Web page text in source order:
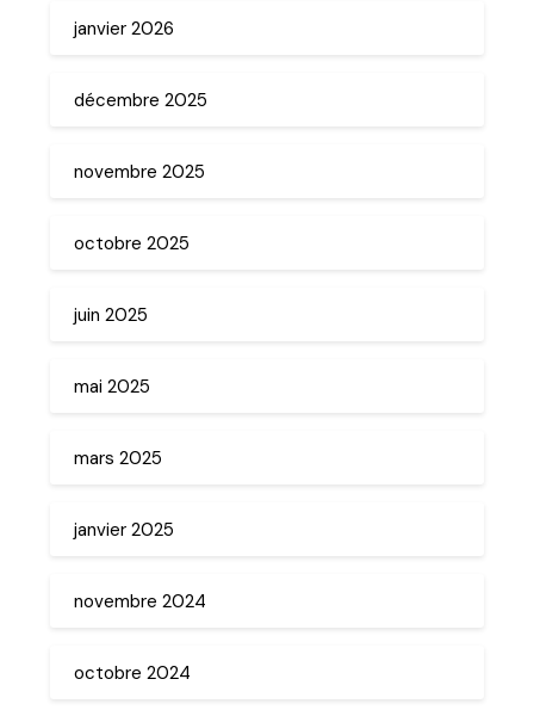
janvier 2026
décembre 2025
novembre 2025
octobre 2025
juin 2025
mai 2025
mars 2025
janvier 2025
novembre 2024
octobre 2024